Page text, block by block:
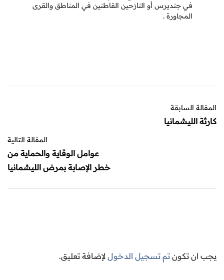
في جنديرس أو النازحين القاطنين في المناطق والقرى
المجاورة .
المقالة السابقة
كارثة الليشمانيا
المقالة التالية
عوامل الوقاية والحماية من
خطر الإصابة بمرض الليشمانيا
يجب ان تكون تم تسجيل الدخول لإضافة تعليق.